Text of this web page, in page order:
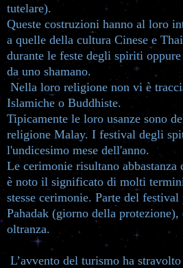
tutelare).
Queste costruzioni hanno al loro
a quelle della cultura Cinese e
durante le feste degli spiriti
da uno shamano.
Nella loro religione non vi è
Islamiche o Buddhiste.
Tipicamente le loro usanze sono
religione Malay. I festival degli
l'undicesimo mese dell'anno.
Le cerimonie risultano abbastanza
è noto il significato di molti
stesse cerimonie. Parte del
Pahadak (giorno della protezione),
oltranza.
L’avvento del turismo ha